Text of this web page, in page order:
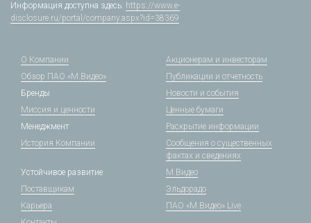
Информация доступна здесь: https://www.e-
disclosure.ru/portal/company.aspx?id=38369
О Компании
Обзор ПАО «М.Видео»
Бренды
Миссия и ценности
Менеджмент
История Компании
Акционерам и инвесторам
Публикации и отчетность
Новости и события
Ценные бумаги
Раскрытие информации
Сообщения о существенных
фактах и сведениях
Устойчивое развитие
Поставщикам
Карьера
М.Видео
Эльдорадо
ПАО «М.Видео» Live